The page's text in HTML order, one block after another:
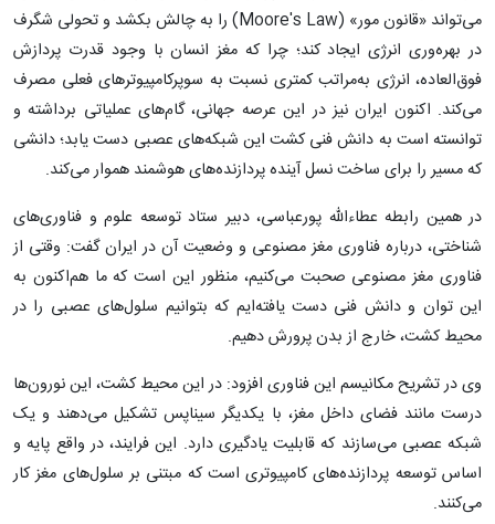
می‌تواند «قانون مور» (Moore's Law) را به چالش بکشد و تحولی شگرف
در بهره‌وری انرژی ایجاد کند؛ چرا که مغز انسان با وجود قدرت پردازش
فوق‌العاده، انرژی به‌مراتب کمتری نسبت به سوپرکامپیوترهای فعلی مصرف
می‌کند. اکنون ایران نیز در این عرصه جهانی، گام‌های عملیاتی برداشته و
توانسته است به دانش فنی کشت این شبکه‌های عصبی دست یابد؛ دانشی
که مسیر را برای ساخت نسل آینده پردازنده‌های هوشمند هموار می‌کند.
در همین رابطه عطاءالله پورعباسی، دبیر ستاد توسعه علوم و فناوری‌های
شناختی، درباره فناوری مغز مصنوعی و وضعیت آن در ایران گفت: وقتی از
فناوری مغز مصنوعی صحبت می‌کنیم، منظور این است که ما هم‌اکنون به
این توان و دانش فنی دست یافته‌ایم که بتوانیم سلول‌های عصبی را در
محیط کشت، خارج از بدن پرورش دهیم.
وی در تشریح مکانیسم این فناوری افزود: در این محیط کشت، این نورون‌ها
درست مانند فضای داخل مغز، با یکدیگر سیناپس تشکیل می‌دهند و یک
شبکه عصبی می‌سازند که قابلیت یادگیری دارد. این فرایند، در واقع پایه و
اساس توسعه پردازنده‌های کامپیوتری است که مبتنی بر سلول‌های مغز کار
می‌کنند.